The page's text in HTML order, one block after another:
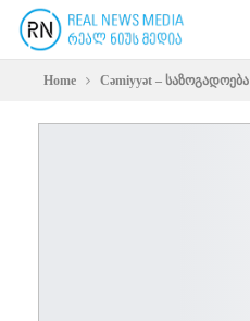
Home Cəmiyyət – საზოგადოება